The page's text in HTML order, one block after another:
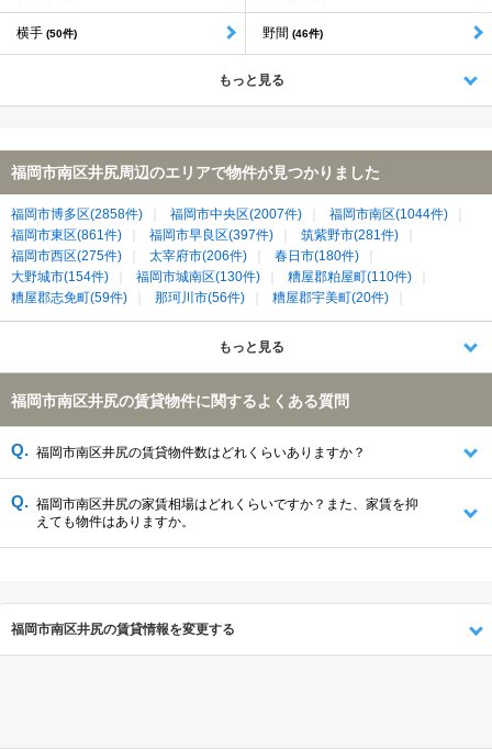
横手 (50件) 野間 (46件)
もっと見る
福岡市南区井尻周辺のエリアで物件が見つかりました
福岡市博多区(2858件) 福岡市中央区(2007件)
福岡市南区(1044件)
福岡市東区(861件)
福岡市早良区(397件)
筑紫野市(281件)
福岡市西区(275件)
太宰府市(206件)
春日市(180件)
大野城市(154件)
福岡市城南区(130件)
糟屋郡粕屋町(110件)
糟屋郡志免町(59件)
那珂川市(56件)
糟屋郡宇美町(20件)
糟屋郡篠栗町(15件)
糟屋郡須惠町(8件) 糟屋郡久山町(3件)
もっと見る
福岡市南区井尻の賃貸物件に関するよくある質問
福岡市南区井尻の賃貸物件数はどれくらいありますか？
福岡市南区井尻の家賃相場はどれくらいですか？また、家賃を抑
えても物件はありますか。
福岡市南区井尻の賃貸情報を変更する